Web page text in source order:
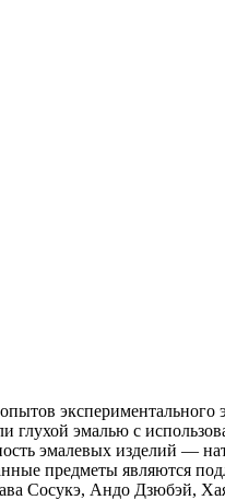
экспериментального
глухой эмалью с
эмалевых изделий —
предметы являются
Сосукэ, Андо Дзюбэй,